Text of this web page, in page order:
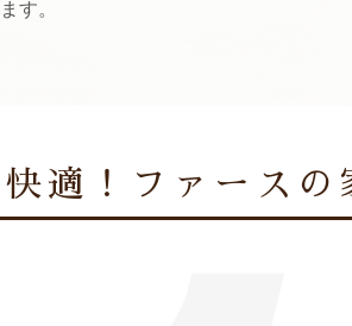
ます。
快適！ファース